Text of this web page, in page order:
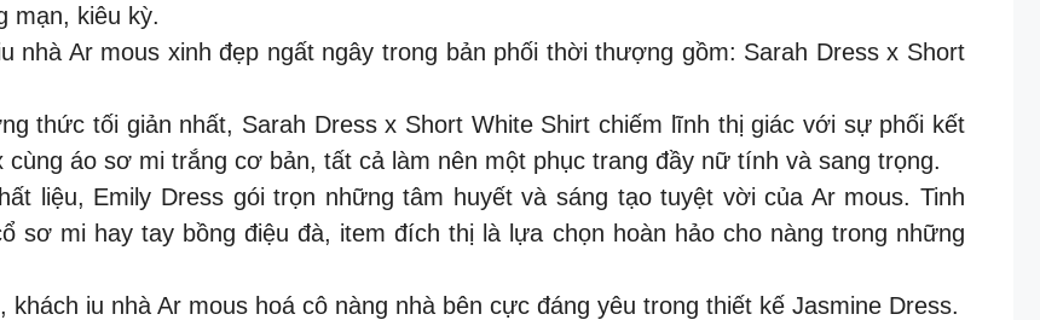
mạn, kiêu kỳ.
nhà Ar mous xinh đẹp ngất ngây trong bản phối thời thượng gồm: Sarah Dress x Short
thức tối giản nhất, Sarah Dress x Short White Shirt chiếm lĩnh thị giác với sự phối kết
áo sơ mi trắng cơ bản, tất cả làm nên một phục trang đầy nữ tính và sang trọng.
liệu, Emily Dress gói trọn những tâm huyết và sáng tạo tuyệt vời của Ar mous. Tinh
sơ mi hay tay bồng điệu đà, item đích thị là lựa chọn hoàn hảo cho nàng trong những
iu nhà Ar mous hoá cô nàng nhà bên cực đáng yêu trong thiết kế Jasmine Dress.